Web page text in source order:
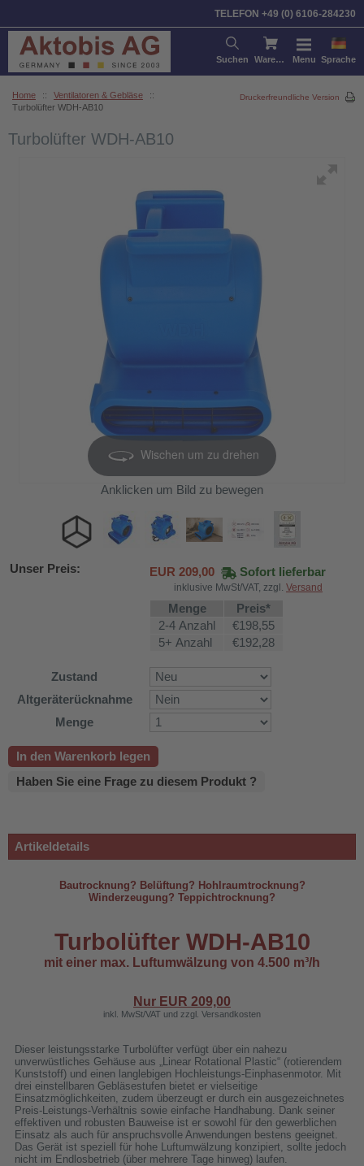
TELEFON +49 (0) 6106-284230
Suchen Warenkorb Menu Sprache
Home :: Ventilatoren & Gebläse
::
Turbolüfter WDH-AB10
Druckerfreundliche Version
Turbolüfter WDH-AB10
Wischen um zu drehen
Anklicken um Bild zu bewegen
Unser Preis: EUR 209,00 Sofort lieferbar
inklusive MwSt/VAT, zzgl. Versand
Menge
Preis*
2-4 Anzahl
€198,55
5+ Anzahl
€192,28
Zustand
Altgeräterücknahme
Menge
In den Warenkorb legen
Haben Sie eine Frage zu diesem Produkt ?
Artikeldetails
Bautrocknung? Belüftung? Hohlraumtrocknung?
Winderzeugung? Teppichtrocknung?
Turbolüfter WDH-AB10
mit einer max. Luftumwälzung von 4.500 m³/h
Nur EUR 209,00
inkl. MwSt/VAT und zzgl. Versandkosten
Dieser leistungsstarke Turbolüfter verfügt über ein nahezu
unverwüstliches Gehäuse aus „Linear Rotational Plastic“ (rotierendem
Kunststoff) und einen langlebigen Hochleistungs-Einphasenmotor. Mit
drei einstellbaren Gebläsestufen bietet er vielseitige
Einsatzmöglichkeiten, zudem überzeugt er durch ein ausgezeichnetes
Preis-Leistungs-Verhältnis sowie einfache Handhabung. Dank seiner
effektiven und robusten Bauweise ist er sowohl für den gewerblichen
Einsatz als auch für anspruchsvolle Anwendungen bestens geeignet.
Das Gerät ist speziell für hohe Luftumwälzung konzipiert, sollte jedoch
nicht im Endlosbetrieb (über mehrere Tage hinweg) laufen.